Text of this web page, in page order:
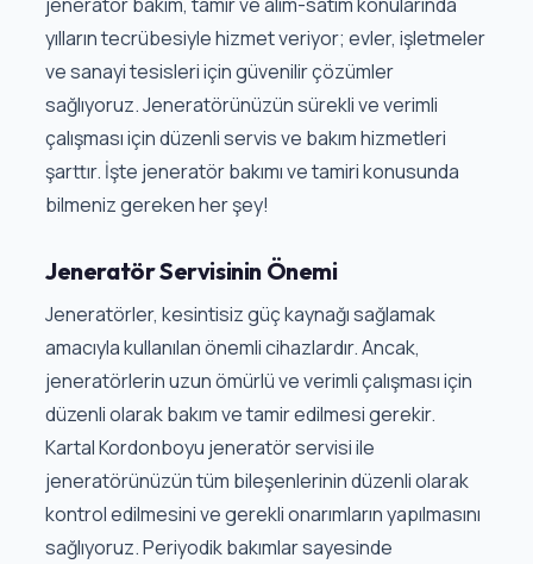
yılların tecrübesiyle hizmet veriyor; evler, işletmeler
ve sanayi tesisleri için güvenilir çözümler
sağlıyoruz. Jeneratörünüzün sürekli ve verimli
çalışması için düzenli servis ve bakım hizmetleri
şarttır. İşte jeneratör bakımı ve tamiri konusunda
bilmeniz gereken her şey!
Jeneratör Servisinin Önemi
Jeneratörler, kesintisiz güç kaynağı sağlamak
amacıyla kullanılan önemli cihazlardır. Ancak,
jeneratörlerin uzun ömürlü ve verimli çalışması için
düzenli olarak bakım ve tamir edilmesi gerekir.
Kartal Kordonboyu jeneratör servisi ile
jeneratörünüzün tüm bileşenlerinin düzenli olarak
kontrol edilmesini ve gerekli onarımların yapılmasını
sağlıyoruz. Periyodik bakımlar sayesinde